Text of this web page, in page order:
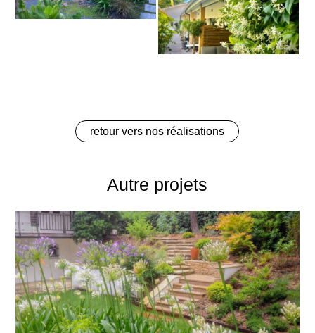
retour vers nos réalisations
Autre projets